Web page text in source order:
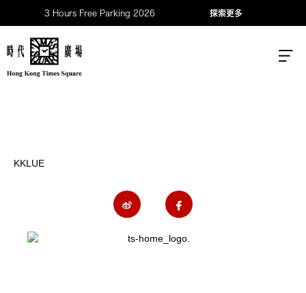
3 Hours Free Parking 2026 探索更多
KKLUE